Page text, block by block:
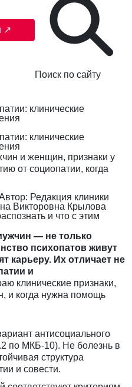
↗
Поиск по сайту
клинические
клинические
и женщин, признаки у
от социопатии, когда
Автор: Редакция клиники
Викторовна Крылова
и что с этим
— не только
психопатов живут
карьеру. Их отличает не
и
клинические признаки,
и когда нужна помощь
антисоциального
по МКБ-10). Не болезнь в
структура
и совести.